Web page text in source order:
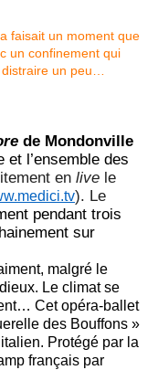
de Mondonville
l’ensemble des
en live le
). Le
pendant trois
sur
malgré le
Le climat se
Cet opéra-ballet
des Bouffons »
Protégé par la
français par